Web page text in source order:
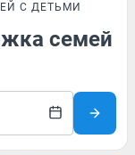
С ДЕТЬМИ
семей